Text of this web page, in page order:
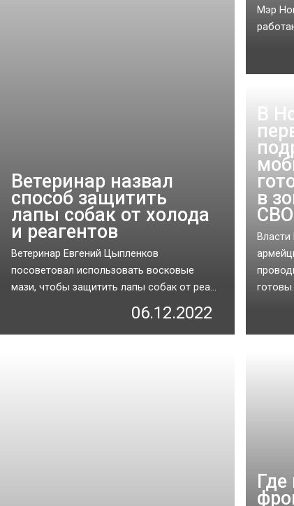
Ветеринар назвал
способ защитить
лапы собак от холода
и реагентов
Ветеринар Евгений Цыпленков
посоветовал использовать восковые
мази, чтобы защитить лапы собак от реа...
06.12.2022
Мэр
В
в
СВО